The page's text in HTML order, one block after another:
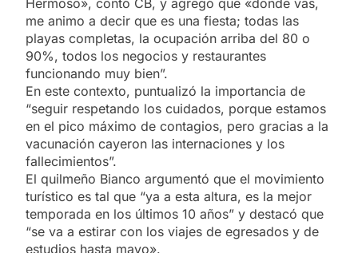
me animo a decir que es una fiesta; todas las
playas completas, la ocupación arriba del 80 o
90%, todos los negocios y restaurantes
funcionando muy bien”.
En este contexto, puntualizó la importancia de
“seguir respetando los cuidados, porque estamos
en el pico máximo de contagios, pero gracias a la
vacunación cayeron las internaciones y los
fallecimientos”.
El quilmeño Bianco argumentó que el movimiento
turístico es tal que “ya a esta altura, es la mejor
temporada en los últimos 10 años” y destacó que
“se va a estirar con los viajes de egresados y de
estudios hasta mayo».